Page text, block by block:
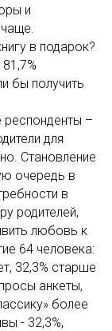
и
в подарок?
бы получить
респонденты –
для
Становление
очередь в
в
родителей,
любовь к
64 человека:
32,3% старше
анкеты,
более
- 32,3%,